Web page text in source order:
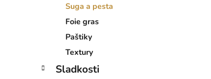
Suga a pesta
Foie gras
Paštiky
Textury
Sladkosti